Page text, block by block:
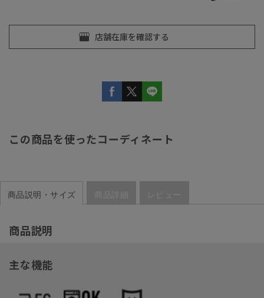
この商品を使ったコーディネート
商品説明・サイズ 商品詳細 レビュー
商品説明
主な機能